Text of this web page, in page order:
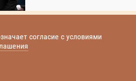
согласие с условиями